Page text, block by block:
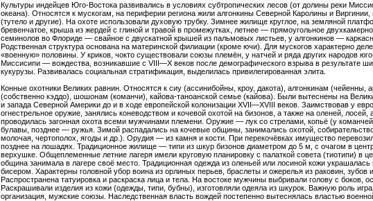
Культуры индейцев Юго-Востока развивались в условиях субтропических лесов (от долины реки
океана). Относятся к мускогам, на периферии региона жили алгонкины Северной Каролины и Виргинии,
(тутело и другие). На охоте использовали духовую трубку. Зимнее жилище круглое, на земляной
бревенчатое, крыша из жердей с глиной и травой в промежутках, летнее — прямоугольное
семинолов во Флориде — свайное с двускатной крышей из пальмовых листьев, у алгонкинов —
Родственная структура основана на материнской филиации (кроме ючи). Для мускогов характерно
«военную» половины. У криков, чокто существовали союзы племён, у натчей и ряда других народов
Миссисипи — вождества, возникавшие с VIII—X веков после демографического взрыва в результате
кукурузы. Развивалась социальная стратификация, выделилась привилегированная элита.
Конные охотники Великих равнин. Относятся к сиу (ассинибойны, кроу, дакота), алгонкинам (чейенны,
(собственно кэддо), шошонам (команчи), кайова-таноанской семье (кайова). Были вытеснены на
и запада Северной Америки до и в ходе европейской колонизации XVII—XVIII веков. Заимствовав у
огнестрельное оружие, занялись коневодством и кочевой охотой на бизонов, а также на оленей, лосей,
проводилась загонная охота всеми мужчинами племени. Оружие — лук со стрелами, копьё (у
булавы, позднее — ружья. Зимой распадались на кочевые общины, занимались охотой,
молочая, чертополох, ягоды и др.). Орудия — из камня и кости. При перекочёвках имущество
позднее на лошадях. Традиционное жилище — типи из шкур бизонов диаметром до 5 м, с очагом в
верхушке. Общеплеменные летние лагеря имели круговую планировку с палаткой совета (тиотипи) в
община занимала в лагере своё место. Традиционная одежда из оленьей или лосиной кожи украшалась
бисером. Характерны головной убор воина из орлиных перьев, браслеты и ожерелья из раковин, зубов
Распространена татуировка и раскраска лица и тела. На востоке мужчины выбривали голову с боков,
Раскрашивали изделия из кожи (одежды, типи, бубны), изготовляли одеяла из шкурок. Важную роль
организация, мужские союзы. Наследственная власть вождей постепенно вытеснялась властью